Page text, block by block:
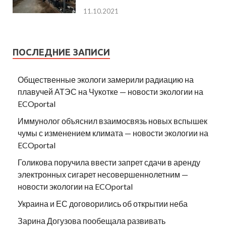
11.10.2021
ПОСЛЕДНИЕ ЗАПИСИ
Общественные экологи замерили радиацию на
плавучей АТЭС на Чукотке — новости экологии на
ECOportal
Иммунолог объяснил взаимосвязь новых вспышек
чумы с изменением климата — новости экологии на
ECOportal
Голикова поручила ввести запрет сдачи в аренду
электронных сигарет несовершеннолетним —
новости экологии на ECOportal
Украина и ЕС договорились об открытии неба
Зарина Догузова пообещала развивать